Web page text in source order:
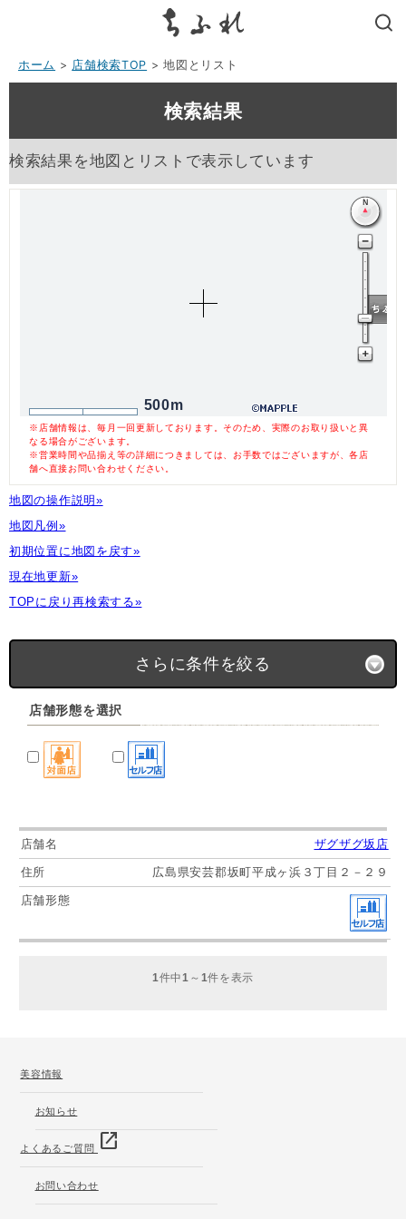
ホーム > 店舗検索TOP > 地図とリスト
検索結果
検索結果を地図とリストで表示しています
500m
※店舗情報は、毎月一回更新しております。そのため、実際のお取り扱いと異
なる場合がございます。
※営業時間や品揃え等の詳細につきましては、お手数ではございますが、各店
舗へ直接お問い合わせください。
地図の操作説明»
地図凡例»
初期位置に地図を戻す»
現在地更新»
TOPに戻り再検索する»
さらに条件を絞る
店舗形態を選択
ザグザグ坂店
広島県安芸郡坂町平成ヶ浜３丁目２－２９
1件中 1 ～ 1件を表示
美容情報
お知らせ
よくあるご質問 open_in_new
お問い合わせ